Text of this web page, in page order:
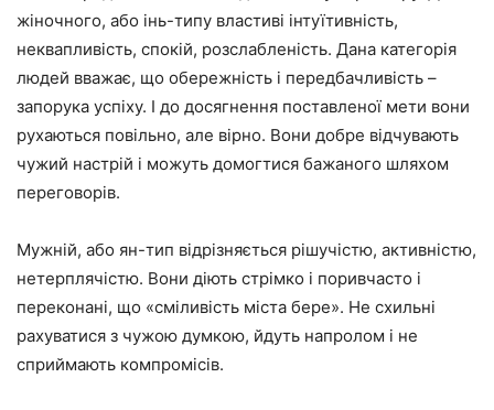
жіночного, або інь-типу властиві інтуїтивність,
неквапливість, спокій, розслабленість. Дана категорія
людей вважає, що обережність і передбачливість –
запорука успіху. І до досягнення поставленої мети вони
рухаються повільно, але вірно. Вони добре відчувають
чужий настрій і можуть домогтися бажаного шляхом
переговорів.
Мужній, або ян-тип відрізняється рішучістю, активністю,
нетерплячістю. Вони діють стрімко і поривчасто і
переконані, що «сміливість міста бере». Не схильні
рахуватися з чужою думкою, йдуть напролом і не
сприймають компромісів.